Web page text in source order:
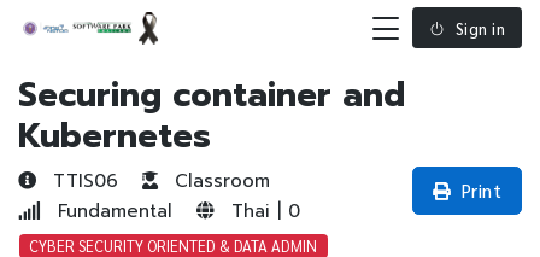
Sign in
Securing container and
Kubernetes
TTIS06
Classroom
Fundamental
Thai | 0
CYBER SECURITY ORIENTED & DATA ADMIN
Print